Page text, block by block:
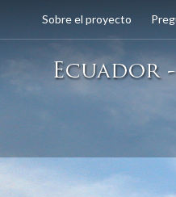
Sobre el proyecto